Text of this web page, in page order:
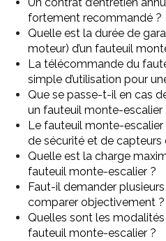
fortement recommandé ?
Quelle est la durée de
moteur) d’un fauteuil
La télécommande du
simple d’utilisation pour
Que se passe-t-il en cas
un fauteuil monte-escalier
Le fauteuil monte-
de sécurité et de capteurs
Quelle est la charge
fauteuil monte-escalier ?
Faut-il demander
comparer objectivement ?
Quelles sont les
fauteuil monte-escalier ?